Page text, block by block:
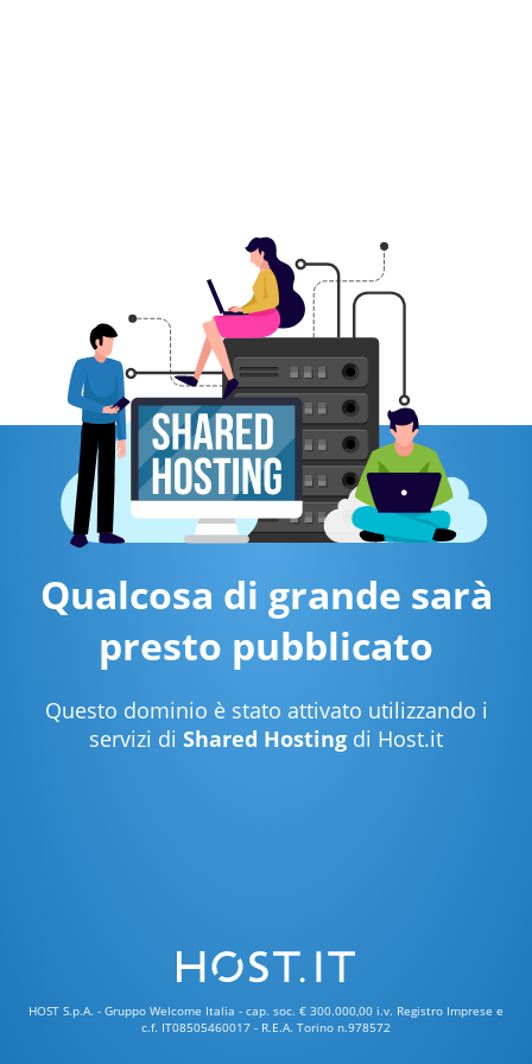
Qualcosa di grande sarà
presto pubblicato
Questo dominio è stato attivato utilizzando i
servizi di Shared Hosting di Host.it
HOST S.p.A. - Gruppo Welcome Italia - cap. soc. € 300.000,00 i.v. Registro Imprese e
c.f. IT08505460017 - R.E.A. Torino n.978572